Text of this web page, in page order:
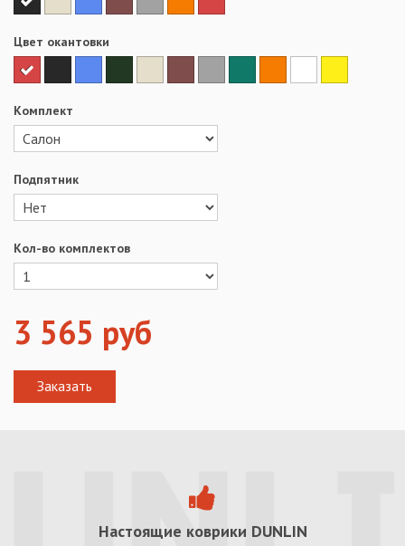
Цвет окантовки
Комплект
Подпятник
Кол-во комплектов
3 565 руб
Настоящие коврики DUNLIN